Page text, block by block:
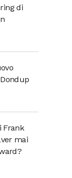
di
Frank
mai